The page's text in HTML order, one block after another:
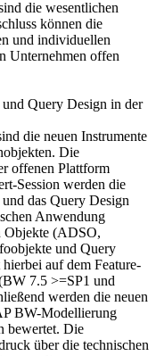
die wesentlichen
können die
und individuellen
Unternehmen offen
Query Design in der
die neuen Instrumente
Die
offenen Plattform
Session werden die
das Query Design
Anwendung
Objekte (ADSO,
und Query
auf dem Feature-
7.5 >=SP1 und
werden die neuen
BW-Modellierung
bewertet. Die
über die technischen